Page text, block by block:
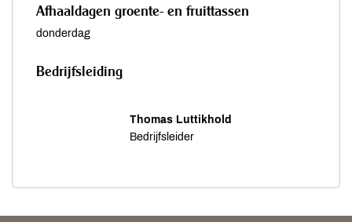
Afhaaldagen groente- en fruittassen
donderdag
Bedrijfsleiding
Thomas Luttikhold
Bedrijfsleider